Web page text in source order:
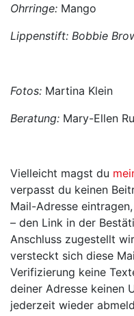
Ohrringe: Mango
Lippenstift: Bobbie
Fotos: Martina Klein
Beratung: Mary-Ellen
Vielleicht magst du
verpasst du keinen
Mail-Adresse
– den Link in der
Anschluss zugestellt
versteckt sich diese
Verifizierung keine
deiner Adresse keinen
jederzeit wieder